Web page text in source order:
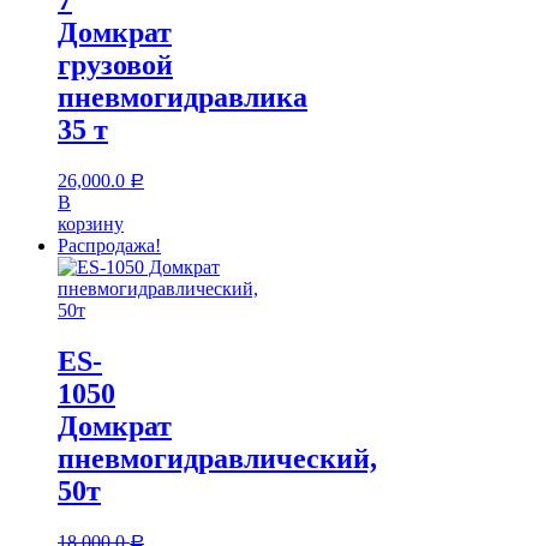
Домкрат
грузовой
пневмогидравлика
35 т
26,000.0 Р
В
корзину
Распродажа!
ES-
1050
Домкрат
пневмогидравлический,
50т
18,000.0Р